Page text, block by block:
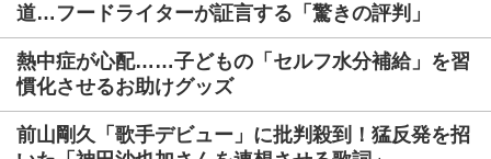
道…フードライターが証言する「驚きの評判」
熱中症が心配……子どもの「セルフ水分補給」を習
慣化させるお助けグッズ
前山剛久「歌手デビュー」に批判殺到！猛反発を招